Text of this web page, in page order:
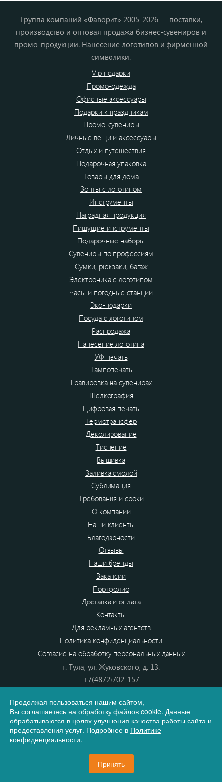
Группа компаний «Фаворит» 2005-2026 — поставки,
производство и оптовая продажа бизнес-сувениров и
промо-продукции. Нанесение логотипов и фирменной
символики.
Vip подарки
Промо-одежда
Офисные аксессуары
Подарки к праздникам
Промо-сувениры
Личные вещи и аксессуары
Отдых и путешествия
Подарочная упаковка
Товары для дома
Зонты с логотипом
Инструменты
Наградная продукция
Пишущие инструменты
Подарочные наборы
Сувениры по профессиям
Сумки, рюкзаки, багаж
Электроника с логотипом
Часы и погодные станции
Эко-подарки
Посуда с логотипом
Распродажа
Нанесение логотипа
УФ печать
Тампопечать
Гравировка на сувенирах
Шелкография
Цифровая печать
Термотрансфер
Деколирование
Тиснение
Вышивка
Заливка смолой
Сублимация
Требования и сроки
О компании
Наши клиенты
Благодарности
Отзывы
Наши бренды
Вакансии
Портфолио
Доставка и оплата
Контакты
Для рекламных агентств
Политика конфиденциальности
Согласие на обработку персональных данных
г. Тула, ул. Жуковского, д. 13.
+7(4872)702-157
8(800) 555-80-87
e-mail:info@dono.su
Продолжая пользоваться нашим сайтом,
Вы соглашаетесь на обработку файлов cookie. Данные
обрабатываются в целях улучшения качества работы сайта и
предоставления услуг. Подробнее в Политике
конфиденциальности.
Принять